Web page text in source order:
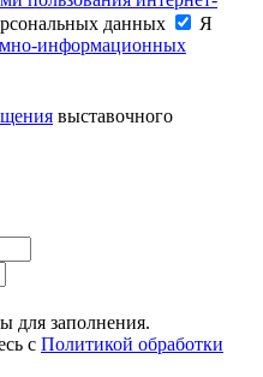
данных
Я
информационных
выставочного
для заполнения.
с Политикой обработки